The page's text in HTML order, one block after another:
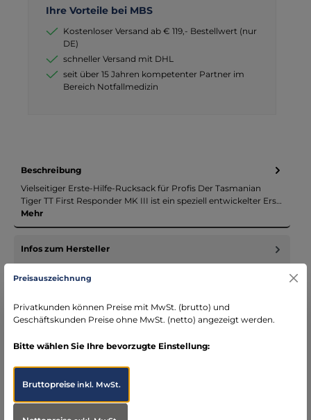
Ihre Vorteile bei MBS
Kostenloser Versand ab € 119,- Bestellwert (nur
DE)
schneller Versand mit DHL
seit über 15 Jahren kompetenter Partner im
Bereich Notfallmedizin
Beschreibung
Vielseitiger Erste-Hilfe-Rucksack für Profis Der Tasmanian
Tiger TT First Responder MK III ist ein speziell entwickelter Ers…
Mehr
Infos zum Hersteller
Folgende Infos zum Hersteller sind verfübar...Mehr
Bewertungen
Produktgalerie überspringen
Optimieren Sie Ihre Notfallausrüstung:
Preisauszeichnung
Privatkunden können Preise mit MwSt. (brutto) und
Geschäftskunden Preise ohne MwSt. (netto) angezeigt werden.
Bitte wählen Sie Ihre bevorzugte Einstellung:
Bruttopreiseinkl. MwSt.